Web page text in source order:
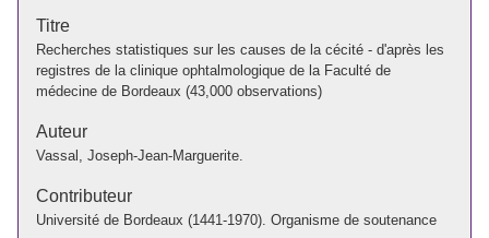
Titre
Recherches statistiques sur les causes de la cécité - d'après les
registres de la clinique ophtalmologique de la Faculté de
médecine de Bordeaux (43,000 observations)
Auteur
Vassal, Joseph-Jean-Marguerite.
Contributeur
Université de Bordeaux (1441-1970). Organisme de soutenance